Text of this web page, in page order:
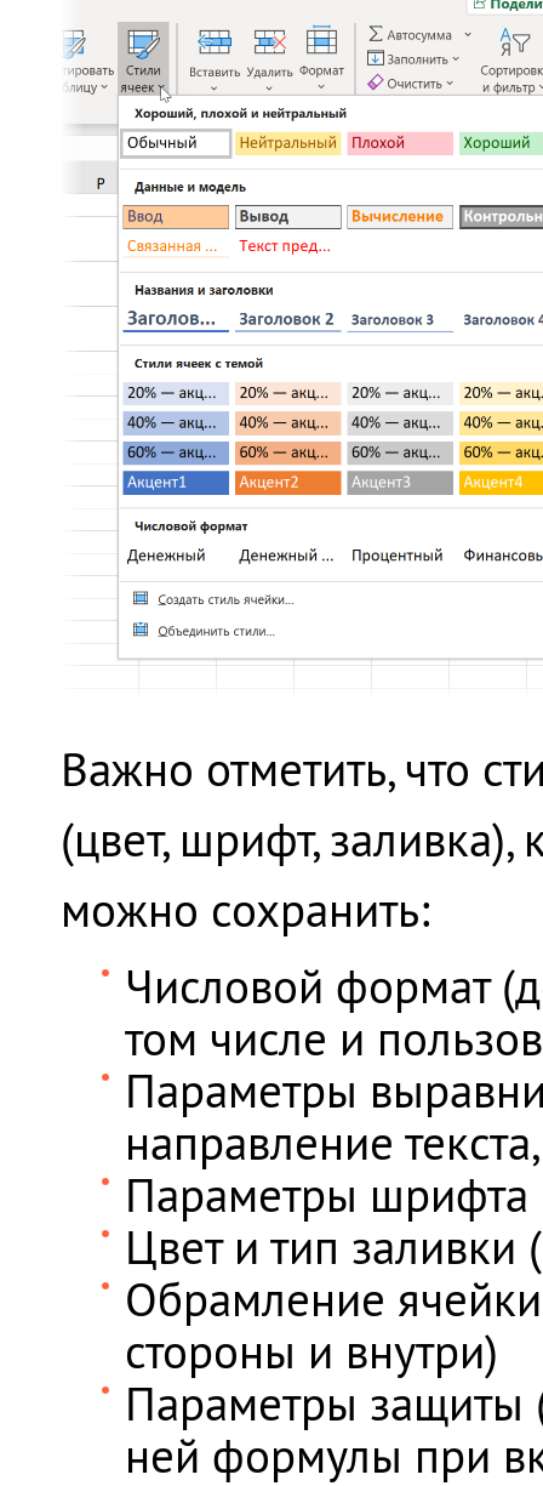
Важно отметить, что
(цвет, шрифт,
можно сохранить:
Числовой формат
том числе и
Параметры
направление
Параметры шрифта
Цвет и тип заливки
Обрамление
стороны и внутри)
Параметры защиты
ней формулы при